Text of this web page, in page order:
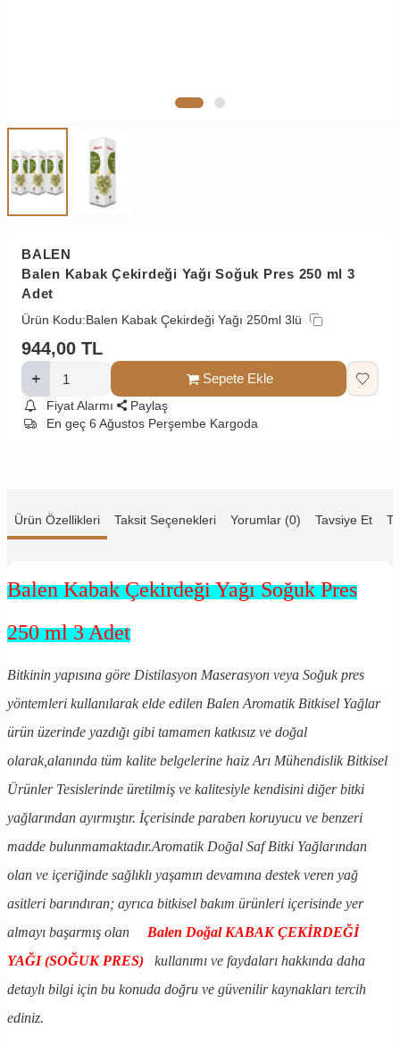
BALEN
Balen Kabak Çekirdeği Yağı Soğuk Pres 250 ml 3
Adet
Ürün Kodu:Balen Kabak Çekirdeği Yağı 250ml 3lü
944,00 TL
Sepete Ekle
Fiyat Alarmı
Paylaş
En geç 6 Ağustos Perşembe Kargoda
Ürün Özellikleri Taksit Seçenekleri Yorumlar (0) Tavsiye Et
Balen Kabak Çekirdeği Yağı Soğuk Pres
250 ml 3 Adet
Bitkinin yapısına göre Distilasyon Maserasyon veya Soğuk pres
yöntemleri kullanılarak elde edilen Balen Aromatik Bitkisel Yağlar
ürün üzerinde yazdığı gibi tamamen katkısız ve doğal
olarak,alanında tüm kalite belgelerine haiz Arı Mühendislik Bitkisel
Ürünler Tesislerinde üretilmiş ve kalitesiyle kendisini diğer bitki
yağlarından ayırmıştır. İçerisinde paraben koruyucu ve benzeri
madde bulunmamaktadır.Aromatik Doğal Saf Bitki Yağlarından
olan ve içeriğinde sağlıklı yaşamın devamına destek veren yağ
asitleri barındıran; ayrıca bitkisel bakım ürünleri içerisinde yer
almayı başarmış olan
Balen Doğal KABAK ÇEKİRDEĞİ
YAĞI (SOĞUK PRES)
kullanımı ve faydaları hakkında daha
detaylı bilgi için bu konuda doğru ve güvenilir kaynakları tercih
ediniz.